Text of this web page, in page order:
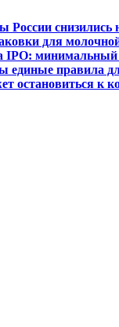
снизились
для
IPO: минимальный
единые правила
остановиться к